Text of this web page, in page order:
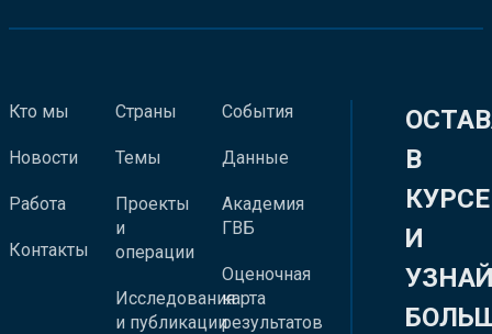
Кто мы
Новости
Работа
Контакты
Страны
Темы
Проекты
и
операции
Исследования
и публикации
События
Данные
Академия
ГВБ
Оценочная
карта
результатов
В
КУРСЕ
И